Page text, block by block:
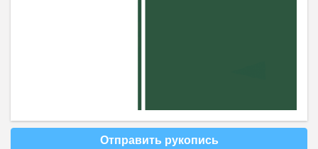
Отправить рукопись